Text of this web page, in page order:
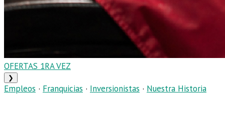
OFERTAS 1RA VEZ
❯
Empleos · Franquicias · Inversionistas · Nuestra Historia